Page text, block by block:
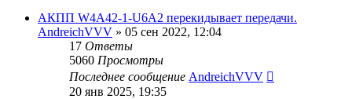
АКПП W4A42-1-U6A2 перекидывает передачи.
AndreichVVV » 05 сен 2022, 12:04
17 Ответы
5060 Просмотры
Последнее сообщение AndreichVVV
20 янв 2025, 19:35